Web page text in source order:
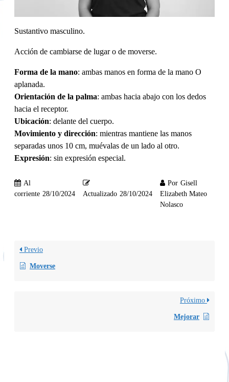
Sustantivo masculino.
Acción de cambiarse de lugar o de moverse.
Forma de la mano: ambas manos en forma de la mano O
aplanada.
Orientación de la palma: ambas hacia abajo con los dedos
hacia el receptor.
Ubicación: delante del cuerpo.
Movimiento y dirección: mientras mantiene las manos
separadas unos 10 cm, muévalas de un lado al otro.
Expresión: sin expresión especial.
Al
corriente 28/10/2024 Actualizado 28/10/2024
Por Gisell
Elizabeth Mateo
Nolasco
Previo
Moverse
Próximo
Mejorar